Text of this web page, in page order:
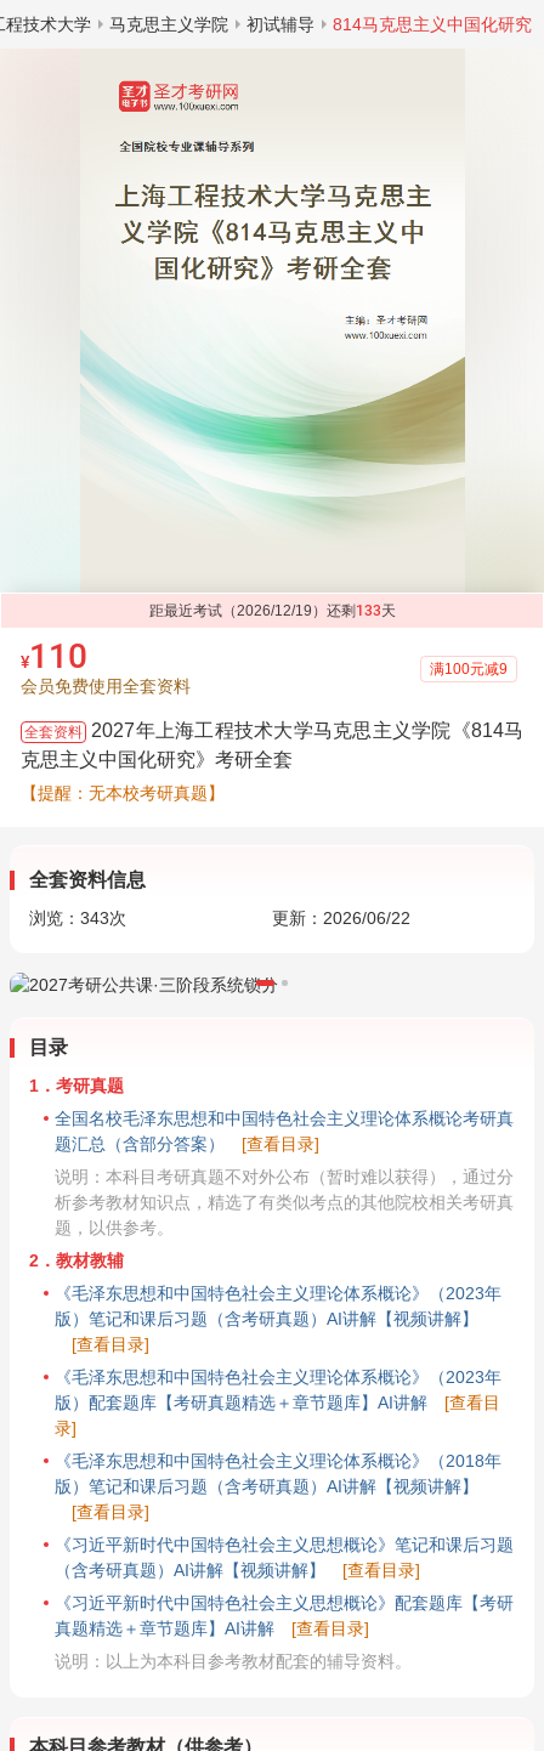
程技术大学 马克思主义学院 初试辅导 814马克思主义中国化研究
距最近考试（2026/12/19）还剩 133天
¥110
会员免费使用全套资料
满100元减9
全套资料 2027年上海工程技术大学马克思主义学院《814马
克思主义中国化研究》考研全套
【提醒：无本校考研真题】
全套资料信息
浏览： 343次 更新：2026/06/22
目录
1．考研真题
全国名校毛泽东思想和中国特色社会主义理论体系概论考研真
题汇总（含部分答案）
[查看目录]
说明：本科目考研真题不对外公布（暂时难以获得），通过分
析参考教材知识点，精选了有类似考点的其他院校相关考研真
题，以供参考。
2．教材教辅
《毛泽东思想和中国特色社会主义理论体系概论》（2023年
版）笔记和课后习题（含考研真题）AI讲解【视频讲解】
[查看目录]
《毛泽东思想和中国特色社会主义理论体系概论》（2023年
版）配套题库【考研真题精选＋章节题库】AI讲解
[查看目
录]
《毛泽东思想和中国特色社会主义理论体系概论》（2018年
版）笔记和课后习题（含考研真题）AI讲解【视频讲解】
[查看目录]
《习近平新时代中国特色社会主义思想概论》笔记和课后习题
（含考研真题）AI讲解【视频讲解】
[查看目录]
《习近平新时代中国特色社会主义思想概论》配套题库【考研
真题精选＋章节题库】AI讲解
[查看目录]
说明：以上为本科目参考教材配套的辅导资料。
本科目参考教材（供参考）